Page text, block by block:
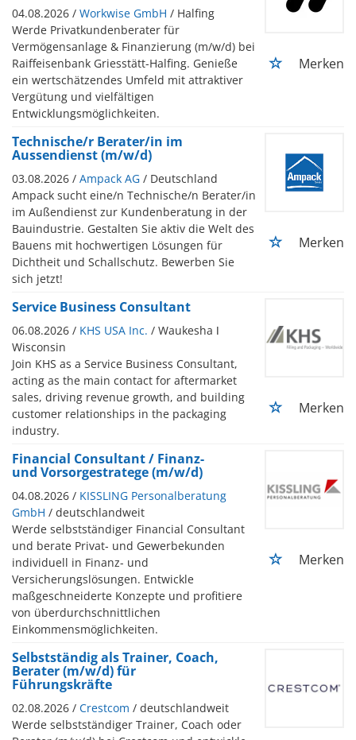
04.08.2026 / Workwise GmbH / Halfing
Werde Privatkundenberater für
Vermögensanlage & Finanzierung (m/w/d) bei
Raiffeisenbank Griesstätt-Halfing. Genieße
ein wertschätzendes Umfeld mit attraktiver
Vergütung und vielfältigen
Entwicklungsmöglichkeiten.
Merken
Technische/r Berater/in im
Aussendienst (m/w/d)
03.08.2026 / Ampack AG / Deutschland
Ampack sucht eine/n Technische/n Berater/in
im Außendienst zur Kundenberatung in der
Bauindustrie. Gestalten Sie aktiv die Welt des
Bauens mit hochwertigen Lösungen für
Dichtheit und Schallschutz. Bewerben Sie
sich jetzt!
Merken
Service Business Consultant
06.08.2026 / KHS USA Inc. / Waukesha ǀ
Wisconsin
Join KHS as a Service Business Consultant,
acting as the main contact for aftermarket
sales, driving revenue growth, and building
customer relationships in the packaging
industry.
Merken
Financial Consultant / Finanz-
und Vorsorgestratege (m/w/d)
04.08.2026 / KISSLING Personalberatung
GmbH / deutschlandweit
Werde selbstständiger Financial Consultant
und berate Privat- und Gewerbekunden
individuell in Finanz- und
Versicherungslösungen. Entwickle
maßgeschneiderte Konzepte und profitiere
von überdurchschnittlichen
Einkommensmöglichkeiten.
Merken
Selbstständig als Trainer, Coach,
Berater (m/w/d) für
Führungskräfte
02.08.2026 / Crestcom / deutschlandweit
Werde selbstständiger Trainer, Coach oder